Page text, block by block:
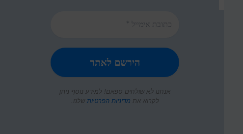
אנחנו לא שולחים ספאם! למידע נוסף ניתן
לקרוא את מדיניות הפרטיותשלנו.